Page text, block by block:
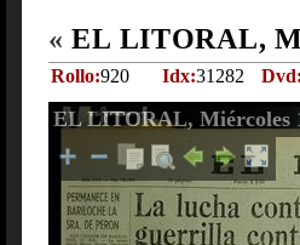
« EL LITORAL,
Rollo:920 Idx:31282 Dvd:
EL LITORAL, Miércoles